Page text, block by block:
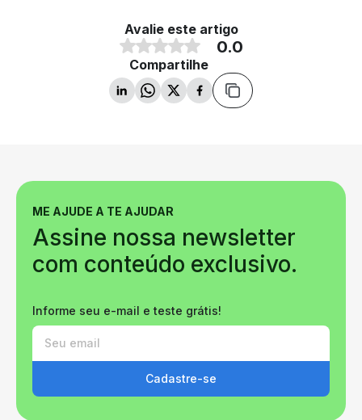
Avalie este artigo
0.0
Compartilhe
ME AJUDE A TE AJUDAR
Assine nossa newsletter
com conteúdo exclusivo.
Informe seu e-mail e teste grátis!
Cadastre-se